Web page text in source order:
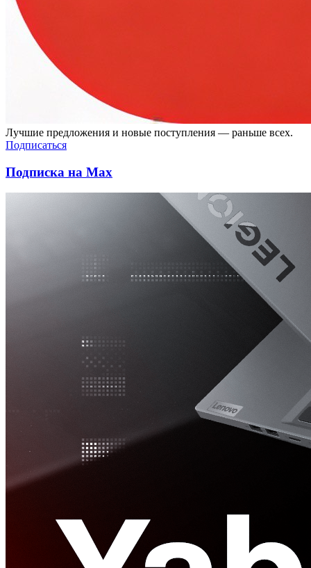
Лучшие предложения и новые поступления — раньше всех.
Подписаться
Подписка на Max